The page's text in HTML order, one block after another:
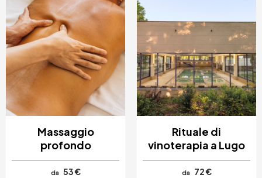
Massaggio
profondo
da 53 €
Rituale di
vinoterapia a Lugo
da
72 €